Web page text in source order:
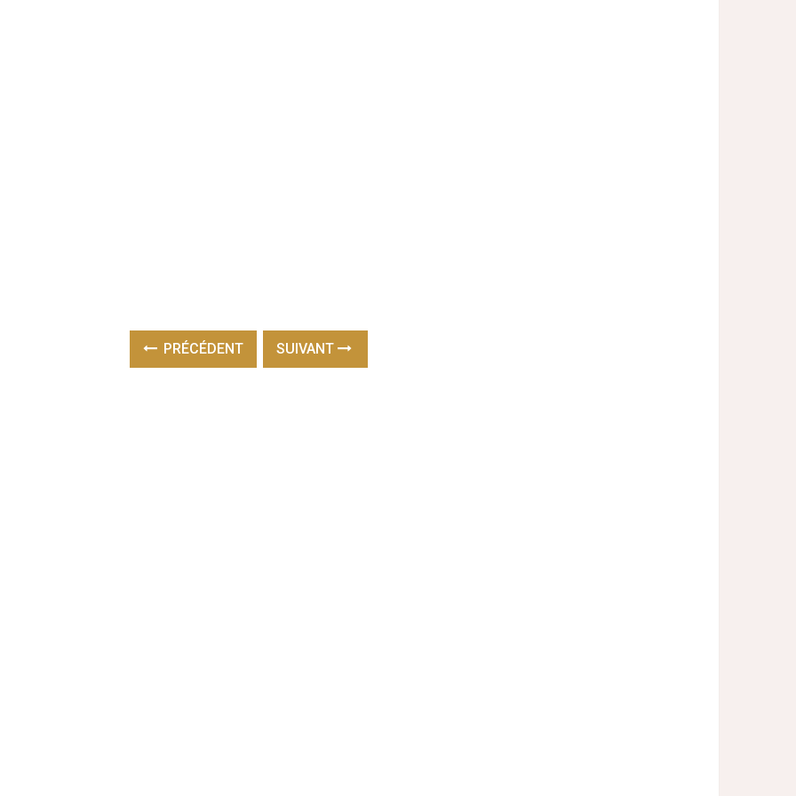
PRÉCÉDENT SUIVANT